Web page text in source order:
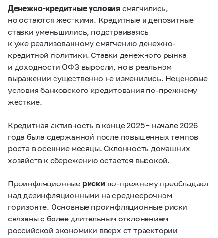
Денежно-кредитные условия смягчились,
но остаются жесткими. Кредитные и депозитные
ставки уменьшились, подстраиваясь
к уже реализованному смягчению денежно-
кредитной политики. Ставки денежного рынка
и доходности ОФЗ выросли, но в реальном
выражении существенно не изменились. Неценовые
условия банковского кредитования по-прежнему
жесткие.
Кредитная активность в конце 2025 – начале 2026
года была сдержанной после повышенных темпов
роста в осенние месяцы. Склонность домашних
хозяйств к сбережению остается высокой.
Проинфляционные риски по-прежнему преобладают
над дезинфляционными на среднесрочном
горизонте. Основные проинфляционные риски
связаны с более длительным отклонением
российской экономики вверх от траектории